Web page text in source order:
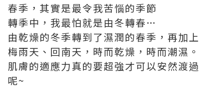
春季，其實是最令我苦惱的季節
轉季中，我最怕就是由冬轉春…
由乾燥的冬季轉到了濕潤的春季，再加上
梅雨天、回南天，時而乾燥，時而潮濕。
肌膚的適應力真的要超強才可以安然渡過
呢~